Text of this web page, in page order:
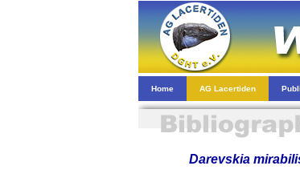
Home AG Lacertiden
Darevskia